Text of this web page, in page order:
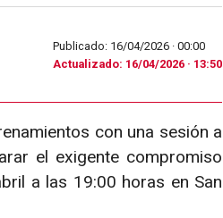
Publicado: 16/04/2026 · 00:00
Actualizado: 16/04/2026 · 13:50
con una sesión a
el exigente compromiso
a las 19:00 horas en San